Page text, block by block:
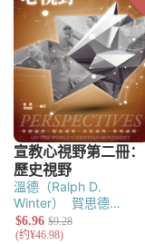
溫德（Ralph D.
Winter）
賀思德
（Steven C.
Hawthorne）